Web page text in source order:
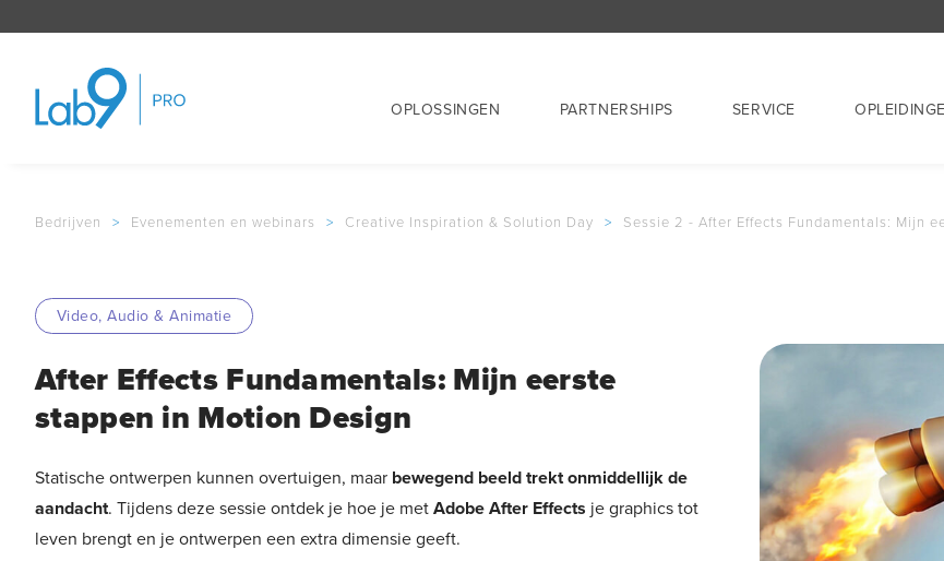
OPLOSSINGEN PARTNERSHIPS SERVICE
Bedrijven > Evenementen en webinars > Creative Inspiration & Solution Day > Sessie 2 - After Effects Fundamentals: Mijn
Video, Audio & Animatie
After Effects Fundamentals: Mijn eerste
stappen in Motion Design
Statische ontwerpen kunnen overtuigen, maar bewegend beeld trekt onmiddellijk de
aandacht. Tijdens deze sessie ontdek je hoe je metAdobe After Effects je graphics tot
leven brengt en je ontwerpen een extra dimensie geeft.